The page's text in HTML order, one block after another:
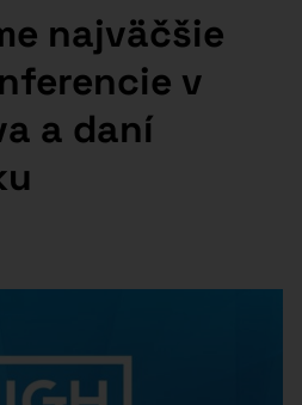
najväčšie
v
a daní